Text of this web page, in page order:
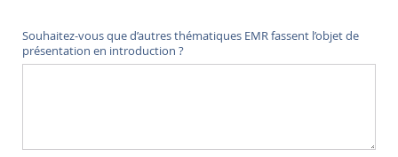
Souhaitez-vous que d’autres thématiques EMR fassent l’objet de
présentation en introduction ?